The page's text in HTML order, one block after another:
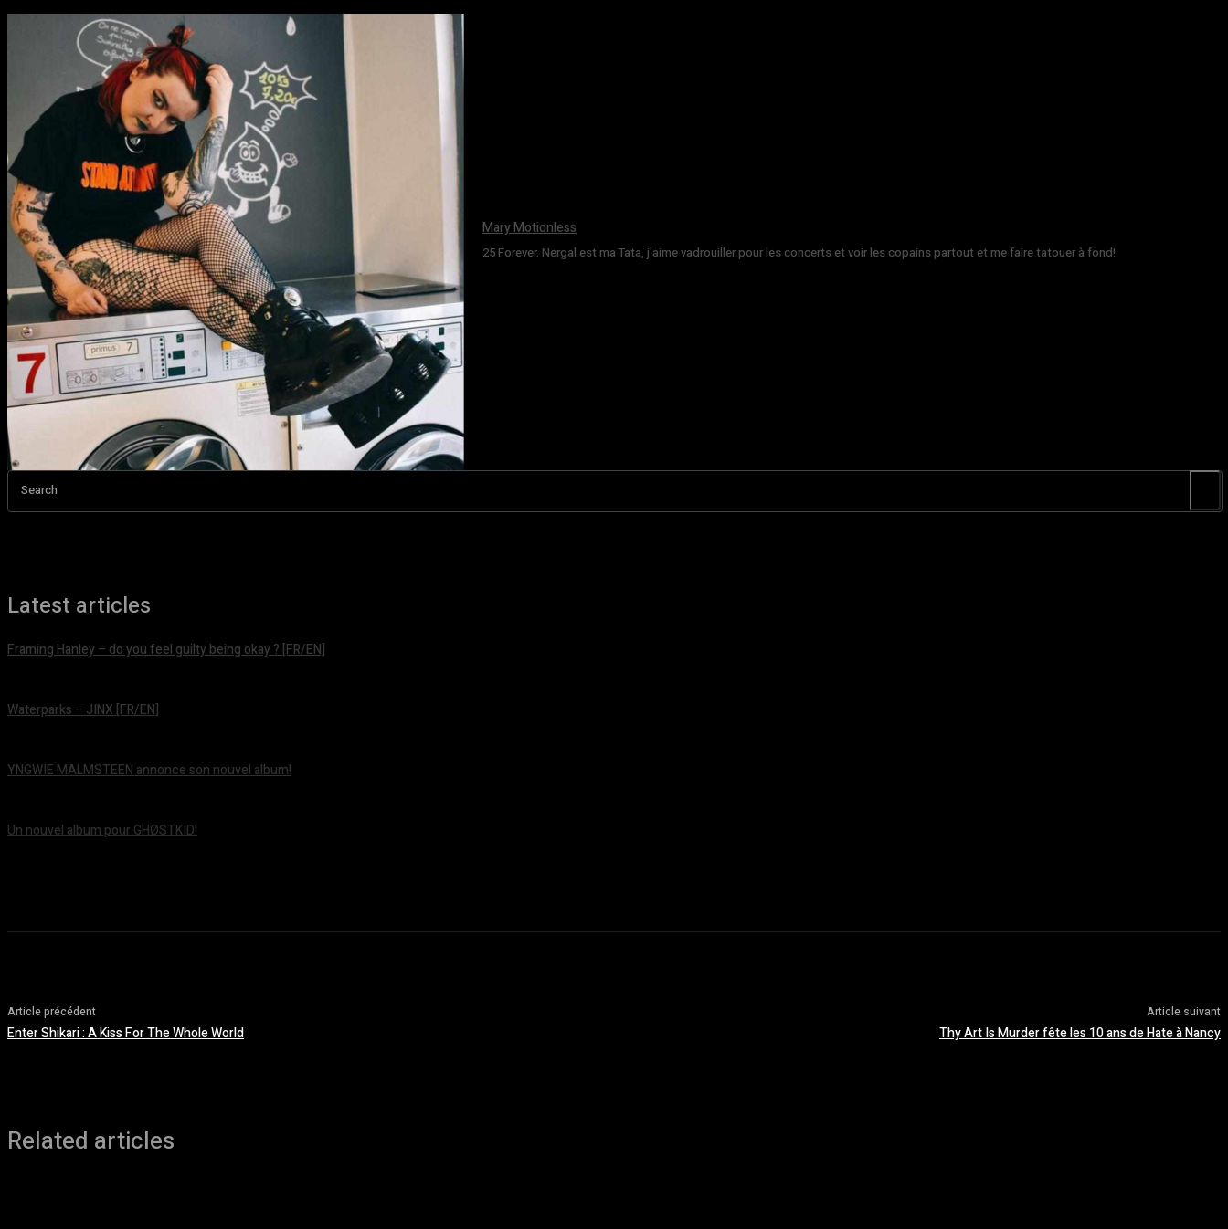
Mary Motionless
25 Forever. Nergal est ma Tata, j'aime vadrouiller pour les concerts et voir les copains partout et me faire tatouer à fond!
Search
Latest articles
Framing Hanley – do you feel guilty being okay ? [FR/EN]
Waterparks – JINX [FR/EN]
YNGWIE MALMSTEEN annonce son nouvel album!
Un nouvel album pour GHØSTKID!
Article précédent
Enter Shikari : A Kiss For The Whole World
Article suivant
Thy Art Is Murder fête les 10 ans de Hate à Nancy
Related articles